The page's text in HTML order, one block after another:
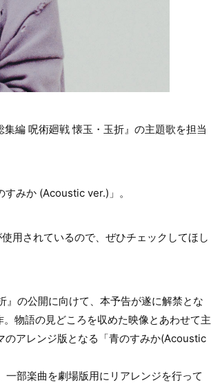
編 呪術廻戦 懐玉・玉折』の主題歌を担当
みか (Acoustic ver.)」。
用されているので、ぜひチェックしてほし
の公開に向けて、本予告が遂に解禁とな
物語の見どころを収めた映像とあわせて主
のアレンジ版となる「青のすみか(Acoustic
部楽曲を劇場版用にリアレンジを行って